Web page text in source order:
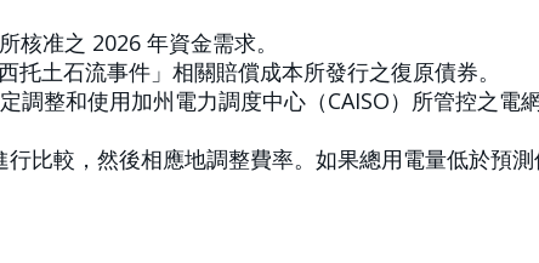
核准之 2026 年資金需求。
土石流事件」相關賠償成本所發行之復原債券。
調整和使用加州電力調度中心（CAISO）所管控之電
比較，然後相應地調整費率。如果總用電量低於預